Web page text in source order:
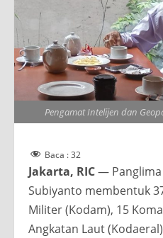
Pengamat Intelijen dan
Baca :32
Jakarta, RIC— Panglima
Subiyanto membentuk
Militer (Kodam), 15
Angkatan Laut